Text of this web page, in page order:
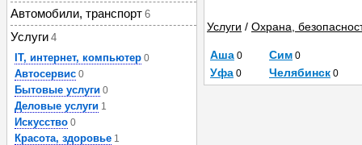
Автомобили, транспорт 6
Услуги 4
IT, интернет, компьютер 0
Автосервис 0
Бытовые услуги 0
Деловые услуги 1
Искусство 0
Красота, здоровье 1
Услуги / Охрана,
Аша 0 Сим 0
Уфа 0 Челябинск 0